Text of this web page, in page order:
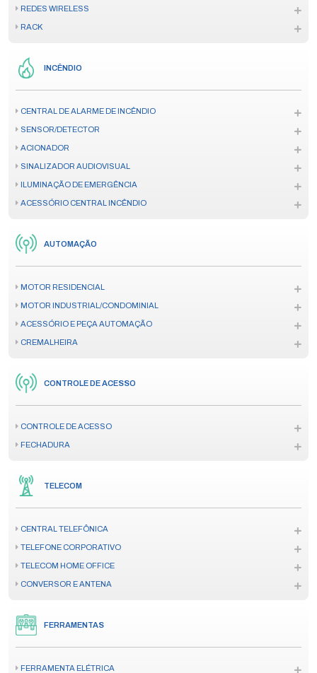
REDES WIRELESS
RACK
INCÊNDIO
CENTRAL DE ALARME DE INCÊNDIO
SENSOR/DETECTOR
ACIONADOR
SINALIZADOR AUDIOVISUAL
ILUMINAÇÃO DE EMERGÊNCIA
ACESSÓRIO CENTRAL INCÊNDIO
AUTOMAÇÃO
MOTOR RESIDENCIAL
MOTOR INDUSTRIAL/CONDOMINIAL
ACESSÓRIO E PEÇA AUTOMAÇÃO
CREMALHEIRA
CONTROLE DE ACESSO
CONTROLE DE ACESSO
FECHADURA
TELECOM
CENTRAL TELEFÔNICA
TELEFONE CORPORATIVO
TELECOM HOME OFFICE
CONVERSOR E ANTENA
FERRAMENTAS
FERRAMENTA ELÉTRICA